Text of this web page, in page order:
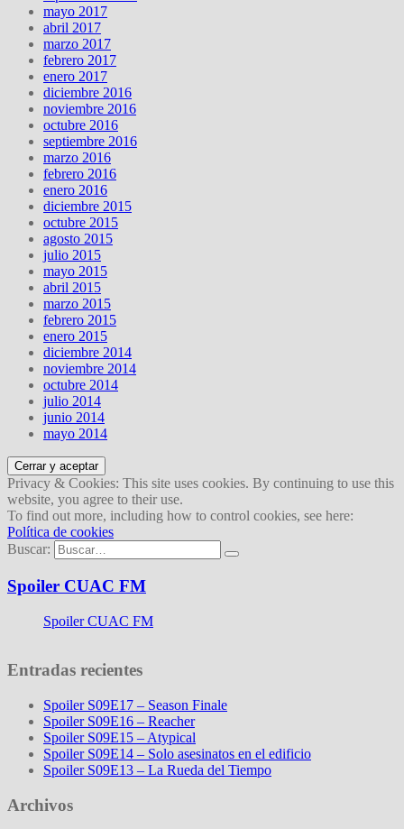
mayo 2017
abril 2017
marzo 2017
febrero 2017
enero 2017
diciembre 2016
noviembre 2016
octubre 2016
septiembre 2016
marzo 2016
febrero 2016
enero 2016
diciembre 2015
octubre 2015
agosto 2015
julio 2015
mayo 2015
abril 2015
marzo 2015
febrero 2015
enero 2015
diciembre 2014
noviembre 2014
octubre 2014
julio 2014
junio 2014
mayo 2014
Privacy & Cookies: This site uses cookies. By continuing to use this
website, you agree to their use.
To find out more, including how to control cookies, see here:
Política de cookies
Buscar:
Spoiler CUAC FM
Spoiler CUAC FM
Entradas recientes
Spoiler S09E17 – Season Finale
Spoiler S09E16 – Reacher
Spoiler S09E15 – Atypical
Spoiler S09E14 – Solo asesinatos en el edificio
Spoiler S09E13 – La Rueda del Tiempo
Archivos